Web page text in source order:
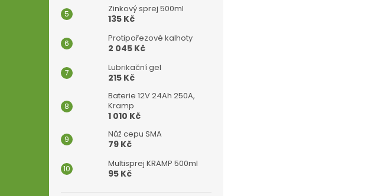
Zinkový sprej 500ml
135 Kč
Protipořezové kalhoty
2 045 Kč
Lubrikační gel
215 Kč
Baterie 12V 24Ah 250A,
Kramp
1 010 Kč
Nůž cepu SMA
79 Kč
Multisprej KRAMP 500ml
95 Kč